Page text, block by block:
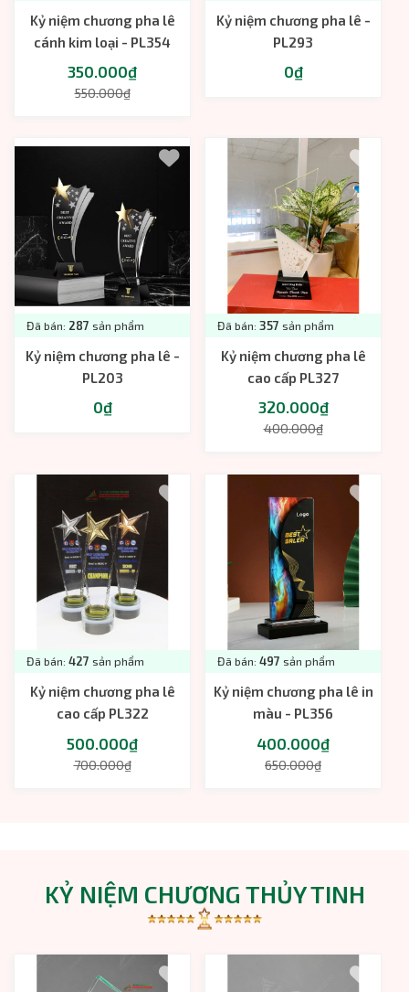
Kỷ niệm chương pha lê
cánh kim loại - PL354
350.000₫
550.000₫
Kỷ niệm chương pha lê -
PL293
0₫
Đã bán: 287 sản phẩm
Kỷ niệm chương pha lê -
PL203
0₫
Đã bán: 357 sản phẩm
Kỷ niệm chương pha lê
cao cấp PL327
320.000₫
400.000₫
Đã bán: 427 sản phẩm
Kỷ niệm chương pha lê
cao cấp PL322
500.000₫
700.000₫
Đã bán: 497 sản phẩm
Kỷ niệm chương pha lê in
màu - PL356
400.000₫
650.000₫
KỶ NIỆM CHƯƠNG THỦY TINH